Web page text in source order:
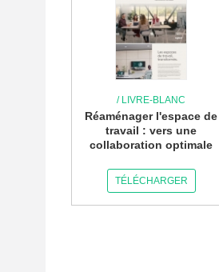
/ LIVRE-BLANC
Réaménager l'espace de
travail : vers une
collaboration optimale
TÉLÉCHARGER